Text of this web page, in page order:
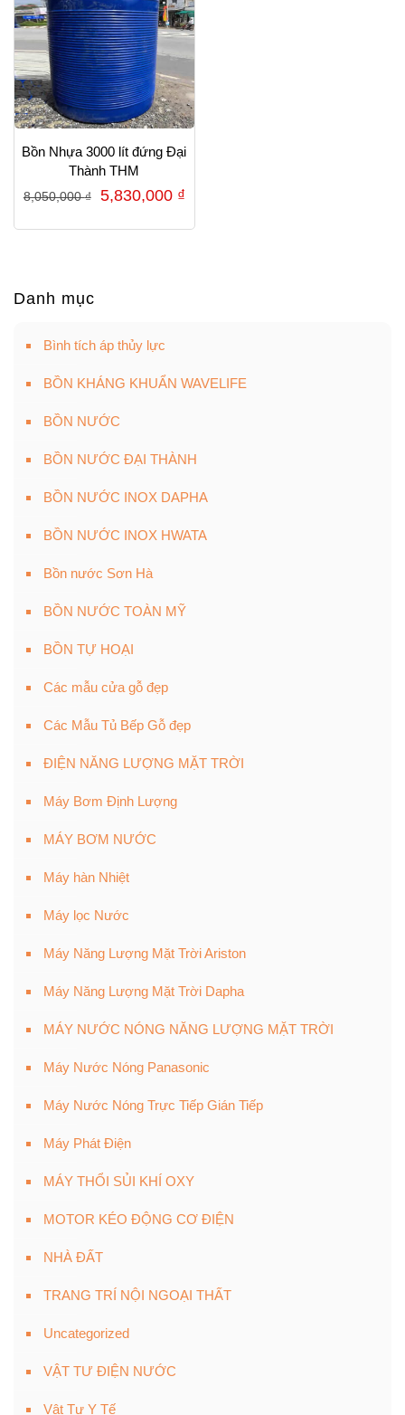
Bồn Nhựa 3000 lít đứng Đại
Thành THM
8,050,000₫
Giá
5,830,000 ₫Giá
Danh mục
Bình tích áp thủy lực
BỒN KHÁNG KHUẨN WAVELIFE
BỒN NƯỚC
BỒN NƯỚC ĐẠI THÀNH
BỒN NƯỚC INOX DAPHA
BỒN NƯỚC INOX HWATA
Bồn nước Sơn Hà
BỒN NƯỚC TOÀN MỸ
BỒN TỰ HOẠI
Các mẫu cửa gỗ đẹp
Các Mẫu Tủ Bếp Gỗ đẹp
ĐIỆN NĂNG LƯỢNG MẶT TRỜI
Máy Bơm Định Lượng
MÁY BƠM NƯỚC
Máy hàn Nhiệt
Máy lọc Nước
Máy Năng Lượng Mặt Trời Ariston
Máy Năng Lượng Mặt Trời Dapha
MÁY NƯỚC NÓNG NĂNG LƯỢNG MẶT TRỜI
Máy Nước Nóng Panasonic
Máy Nước Nóng Trực Tiếp Gián Tiếp
Máy Phát Điện
MÁY THỔI SỦI KHÍ OXY
MOTOR KÉO ĐỘNG CƠ ĐIỆN
NHÀ ĐẤT
TRANG TRÍ NỘI NGOẠI THẤT
Uncategorized
VẬT TƯ ĐIỆN NƯỚC
Vật Tư Y Tế